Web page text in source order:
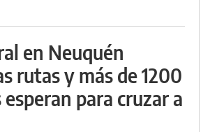
en Neuquén
rutas y más de 1200
para cruzar a